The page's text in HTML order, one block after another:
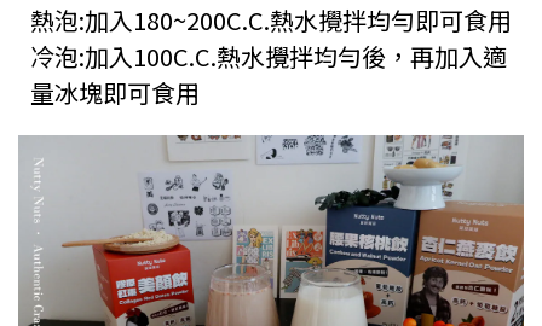
熱泡:加入180~200C.C.熱水攪拌均勻即可食用
冷泡:加入100C.C.熱水攪拌均勻後，再加入適
量冰塊即可食用